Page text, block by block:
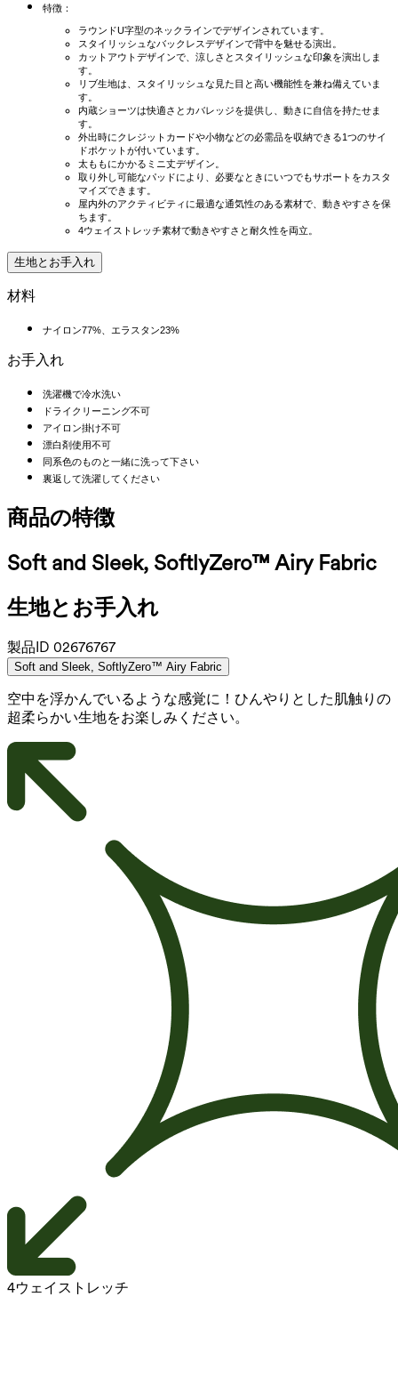
特徴：
ラウンドU字型のネックラインでデザインされています。
スタイリッシュなバックレスデザインで背中を魅せる演出。
カットアウトデザインで、涼しさとスタイリッシュな印象を演出しま
す。
リブ生地は、スタイリッシュな見た目と高い機能性を兼ね備えていま
す。
内蔵ショーツは快適さとカバレッジを提供し、動きに自信を持たせま
す。
外出時にクレジットカードや小物などの必需品を収納できる1つのサイ
ドポケットが付いています。
太ももにかかるミニ丈デザイン。
取り外し可能なパッドにより、必要なときにいつでもサポートをカスタ
マイズできます。
屋内外のアクティビティに最適な通気性のある素材で、動きやすさを保
ちます。
4ウェイストレッチ素材で動きやすさと耐久性を両立。
生地とお手入れ
材料
ナイロン77%、エラスタン23%
お手入れ
洗濯機で冷水洗い
ドライクリーニング不可
アイロン掛け不可
漂白剤使用不可
同系色のものと一緒に洗って下さい
裏返して洗濯してください
商品の特徴
Soft and Sleek, SoftlyZero™ Airy Fabric
生地とお手入れ
製品ID 02676767
Soft and Sleek, SoftlyZero™ Airy Fabric
空中を浮かんでいるような感覚に！ひんやりとした肌触りの
超柔らかい生地をお楽しみください。
4ウェイストレッチ